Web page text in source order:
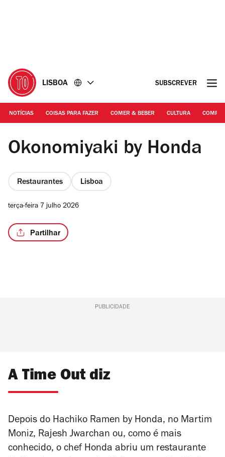
LISBOA SUBSCREVER
NOTÍCIAS COISAS PARA FAZER COMER & BEBER CULTURA
Rita Chantre
Okonomiyaki by Honda
Restaurantes Lisboa
terça-feira 7 julho 2026
Partilhar
PUBLICIDADE
A Time Out diz
Depois do Hachiko Ramen by Honda, no Martim
Moniz, Rajesh Jwarchan ou, como é mais
conhecido, o chef Honda abriu um restaurante